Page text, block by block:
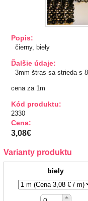
TIPY NA DARČEKY
Zľavnené
Aplikácie
Bižutérny kútik
Burda strihy
Dekorácie
Doplnky
Gombíky
Popis:
čierny, biely
Ďalšie údaje:
3mm štras sa strieda s
cena za 1m
Kód produktu:
2330
Cena:
3,08€
Varianty produktu
biely